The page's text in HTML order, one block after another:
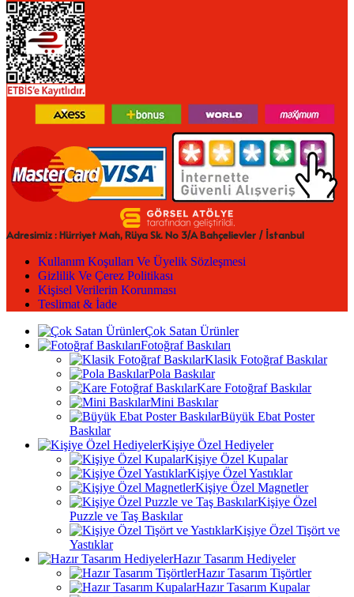
Adresimiz : Hürriyet Mah, Rüya Sk. No 3/A Bahçelievler / İstanbul
Kullanım Koşulları Ve Üyelik Sözleşmesi
Gizlilik Ve Çerez Politikası
Kişisel Verilerin Korunması
Teslimat & İade
Çok Satan Ürünler
Fotoğraf Baskıları
Klasik Fotoğraf Baskılar
Pola Baskılar
Kare Fotoğraf Baskılar
Mini Baskılar
Büyük Ebat Poster
Baskılar
Kişiye Özel Hediyeler
Kişiye Özel Kupalar
Kişiye Özel Yastıklar
Kişiye Özel Magnetler
Kişiye Özel
Puzzle ve Taş Baskılar
Kişiye Özel Tişört ve
Yastıklar
Hazır Tasarım Hediyeler
Hazır Tasarım Tişörtler
Hazır Tasarım Kupalar